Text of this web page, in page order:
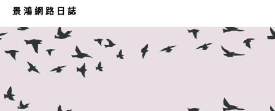
景 鴻 網 路 日 誌